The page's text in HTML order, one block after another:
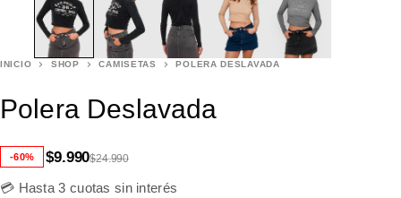
INICIO SHOP CAMISETAS POLERA DESLAVADA
Polera Deslavada
-60% $24.990
$9.990
💳 Hasta 3 cuotas sin interés